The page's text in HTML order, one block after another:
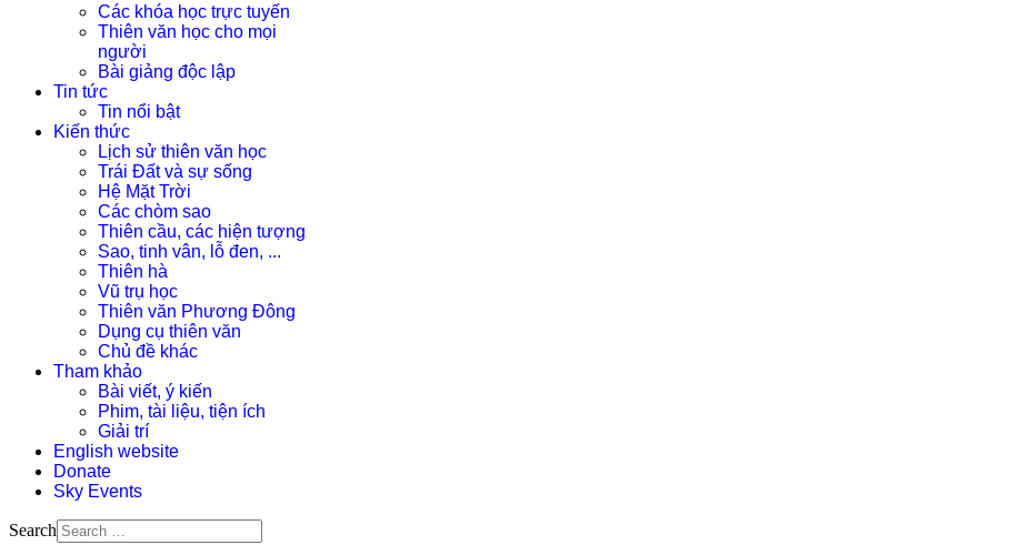
Các khóa học trực tuyến
Thiên văn học cho mọi
người
Bài giảng độc lập
Tin tức
Tin nổi bật
Kiến thức
Lịch sử thiên văn học
Trái Đất và sự sống
Hệ Mặt Trời
Các chòm sao
Thiên cầu, các hiện tượng
Sao, tinh vân, lỗ đen, ...
Thiên hà
Vũ trụ học
Thiên văn Phương Đông
Dụng cụ thiên văn
Chủ đề khác
Tham khảo
Bài viết, ý kiến
Phim, tài liệu, tiện ích
Giải trí
English website
Donate
Sky Events
Search